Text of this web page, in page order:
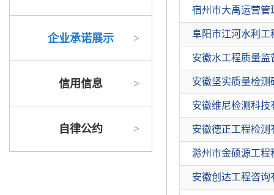
企业承诺展示 >
信用信息 >
自律公约 >
宿州市大禹运营管
阜阳市江河水利
安徽水工程质量
安徽坚实质量检测
安徽维尼检测科技
安徽德正工程检测
滁州市金硕源工程
安徽创达工程咨询